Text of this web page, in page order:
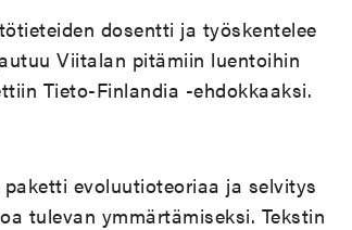
dosentti ja työskentelee
Viitalan pitämiin luentoihin
Tieto-Finlandia -ehdokkaaksi.
evoluutioteoriaa ja selvitys
tulevan ymmärtämiseksi. Tekstin